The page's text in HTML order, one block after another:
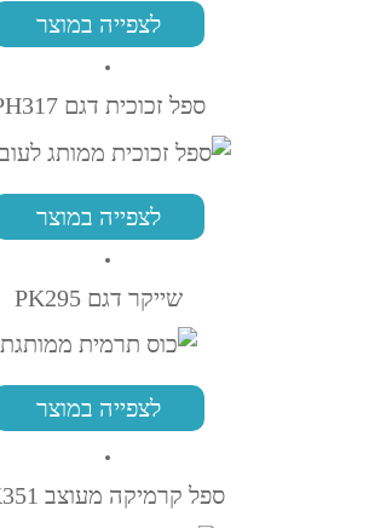
לצפייה במוצר
ספל זכוכית דגם PH317
לצפייה במוצר
שייקר דגם PK295
לצפייה במוצר
ספל קרמיקה מעוצב PK351